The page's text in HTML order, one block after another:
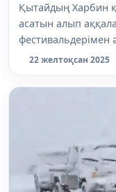
Қытайдың Харбин
асатын алып
фестивальдерімен
22 желтоқсан 2025